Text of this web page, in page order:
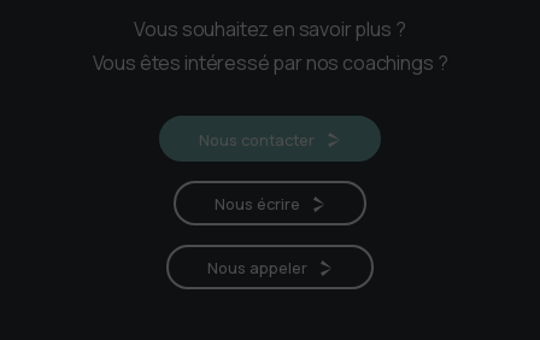
Vous souhaitez en savoir plus ?
Vous êtes intéressé par nos coachings ?
Nous contacter
Nous écrire
Nous appeler